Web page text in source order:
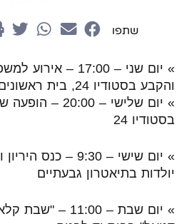
שתפו
» יום שני – 17:00 –
והקבע בסטודיו 24, בית ראשונים
» יום שלישי –
בסטודיו 24
»
יום שישי – 9:30 –
יולדות בתיאטרון גבעתיים
»
יום שבת – 11:00